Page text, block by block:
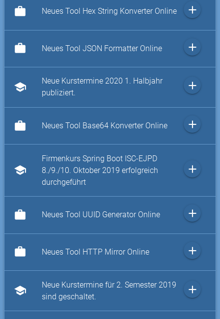
work Neues Tool Hex String Konverter Online add
work Neues Tool JSON Formatter Online add
school
Neue Kurstermine 2020 1. Halbjahr
publiziert.
add
work Neues Tool Base64 Konverter Online add
school
Firmenkurs Spring Boot ISC-EJPD
8./9./10. Oktober 2019 erfolgreich
durchgeführt
add
work Neues Tool UUID Generator Online add
work Neues Tool HTTP Mirror Online add
school
Neue Kurstermine für 2. Semester 2019
sind geschaltet.
add